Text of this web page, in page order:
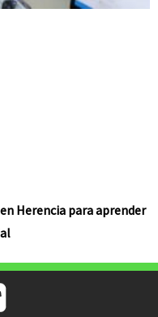
Herencia para aprender